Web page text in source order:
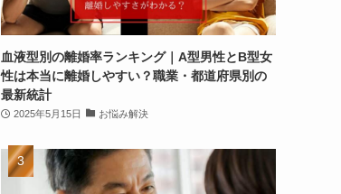
血液型別の離婚率ランキング｜A型男性とB型女
性は本当に離婚しやすい？職業・都道府県別の
最新統計
2025年5月15日 お悩み解決